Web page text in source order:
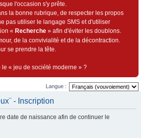
l'occasion s'y prête.
la bonne rubrique, de respecter les propos
pas utiliser le langage SMS et d'utiliser
« Recherche » afin d'éviter les doublons.
de la convivialité et de la décontraction.
se prendre la tête.
le « jeu de société moderne » ?
Langue :
- Inscription
date de naissance afin de continuer le